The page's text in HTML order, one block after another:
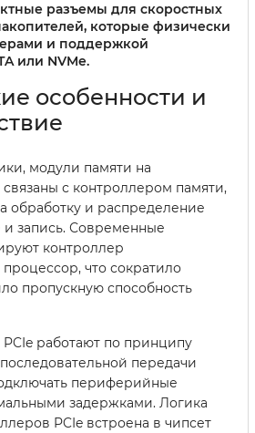
разъемы для скоростных
которые физически
и поддержкой
или NVMe.
особенности и
модули памяти на
с контроллером памяти,
обработку и распределение
и запись. Современные
контроллер
что сократило
пропускную способность
работают по принципу
передачи
периферийные
задержками. Логика
PCIe встроена в чипсет